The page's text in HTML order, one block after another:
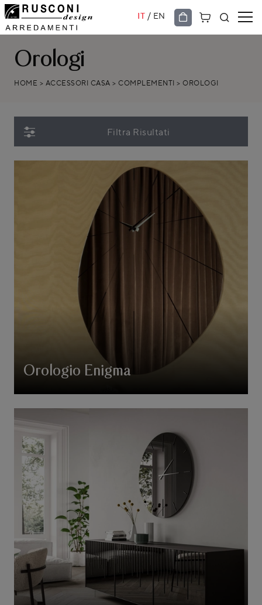
IT / EN
Orologi
HOME > ACCESSORI CASA > COMPLEMENTI > OROLOGI
Filtra Risultati
Orologio Enigma